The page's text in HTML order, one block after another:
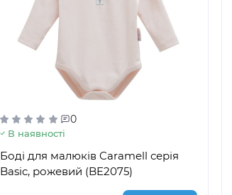
0
В наявності
Боді для малюків Caramell серія
Basic, рожевий (BE2075)